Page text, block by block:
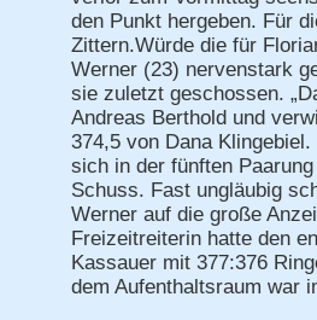
den Punkt hergeben. Für
Zittern.Würde die für
Werner (23) nervenstark
sie zuletzt geschossen.
Andreas Berthold und
374,5 von Dana
sich in der fünften
Schuss. Fast ungläubig
Werner auf die große
Freizeitreiterin hatte den
Kassauer mit 377:376
dem Aufenthaltsraum war